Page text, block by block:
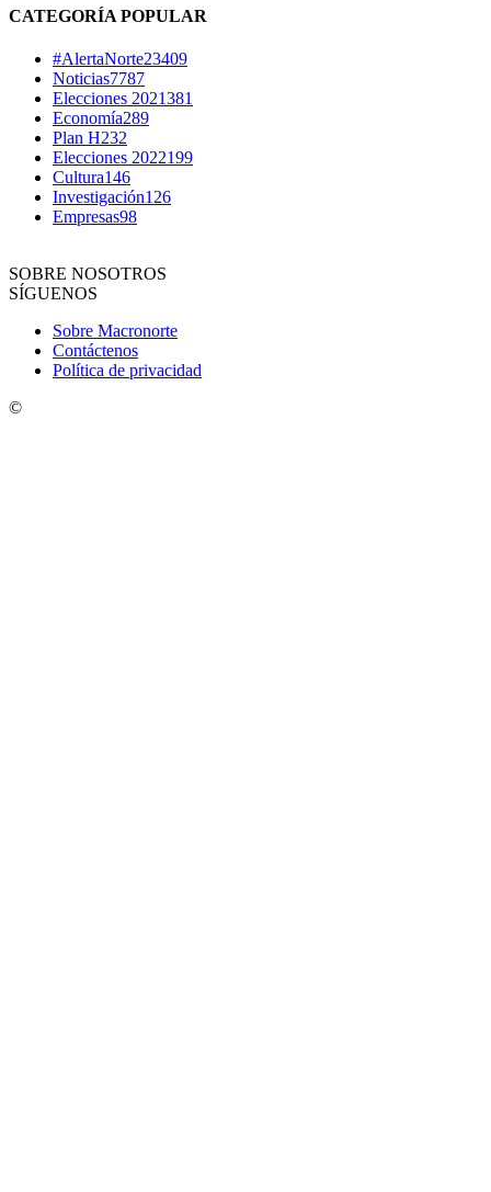
CATEGORÍA POPULAR
#AlertaNorte23409
Noticias7787
Elecciones 2021381
Economía289
Plan H232
Elecciones 2022199
Cultura146
Investigación126
Empresas98
SOBRE NOSOTROS
SÍGUENOS
Sobre Macronorte
Contáctenos
Política de privacidad
©